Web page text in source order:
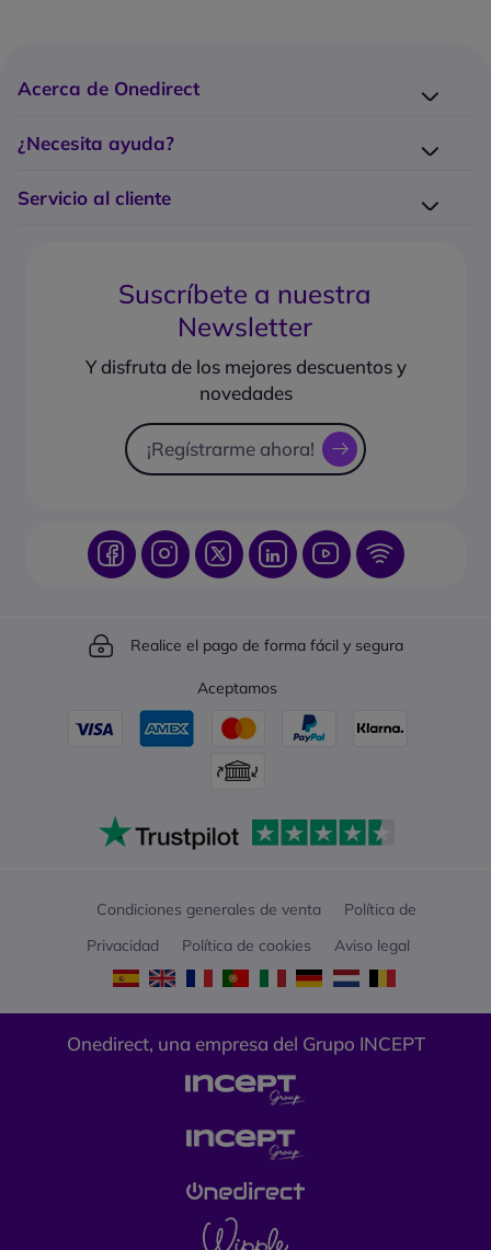
Acerca de Onedirect
Los 10 puntos fuertes Onedirect
Trabaje con nosotros
¿Necesita ayuda?
Preguntas frecuentes
Sugiéranos productos
Solicitud de presupuesto
Servicio al cliente
¿Cuál es la política de devolución?
¿Qué formas de pago puedo usar?
¿Cómo hacer seguimiento de un pedido?
Suscríbete a nuestra
Newsletter
Y disfruta de los mejores descuentos y
novedades
¡Regístrarme ahora!
Realice el pago de forma fácil y segura
Aceptamos
Condiciones generales de venta
Política de
Privacidad
Política de cookies Aviso legal
Onedirect, una empresa del Grupo INCEPT